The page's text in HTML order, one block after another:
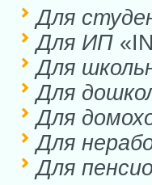
Для
Для ИП
Для
Для
Для
Для
Для